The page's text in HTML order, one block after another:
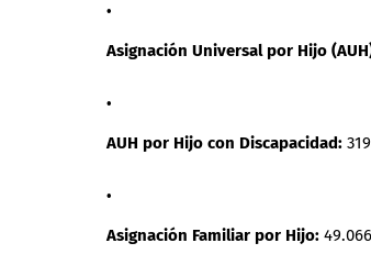
Asignación Universal por Hijo
AUH por Hijo con Discapacidad:
Asignación Familiar por Hijo: